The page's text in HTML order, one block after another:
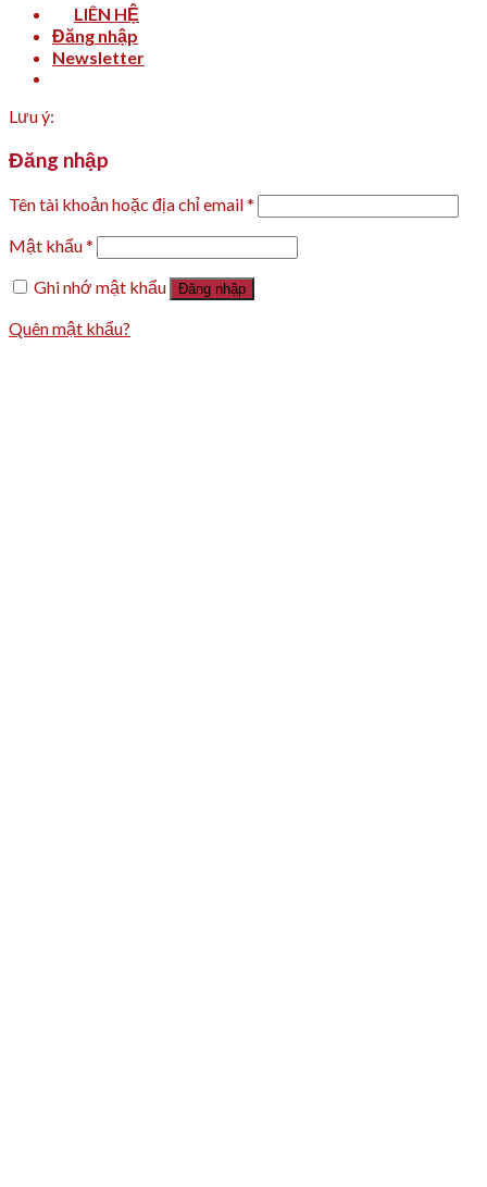
LIÊN HỆ
Đăng nhập
Newsletter
Lưu ý:
Đăng nhập
Tên tài khoản hoặc địa chỉ email*
Mật khẩu*
Ghi nhớ mật khẩu
Đăng nhập
Quên mật khẩu?